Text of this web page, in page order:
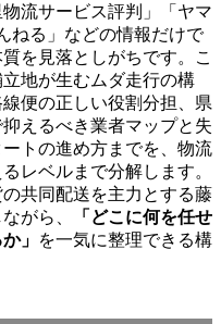
流サービス評判」「ヤマ
ねる」などの情報だけで
を見落としがちです。こ
地が生むムダ走行の構
便の正しい役割分担、県
えるべき業者マップと失
トの進め方までを、物流
レベルまで分解します。
共同配送を主力とする藤
がら、
「どこに何を任せ
」 を一気に整理できる構